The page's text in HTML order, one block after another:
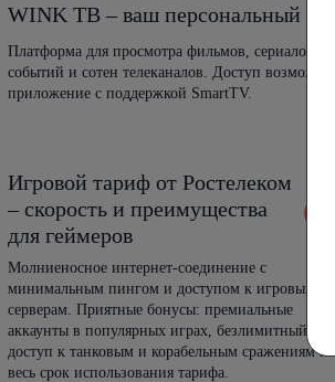
WINK ТВ – ваш персональный
Платформа для просмотра фильмов, сериалов,
событий и сотен телеканалов. Доступ возможен
приложение с поддержкой SmartTV.
Игровой тариф от Ростелеком
– скорость и преимущества
для геймеров
Молниеносное интернет-соединение с
минимальным пингом и доступом к игровым
серверам. Приятные бонусы: премиальные
аккаунты в популярных играх, безлимитный
доступ к танковым и корабельным сражениям на
весь срок использования тарифа.